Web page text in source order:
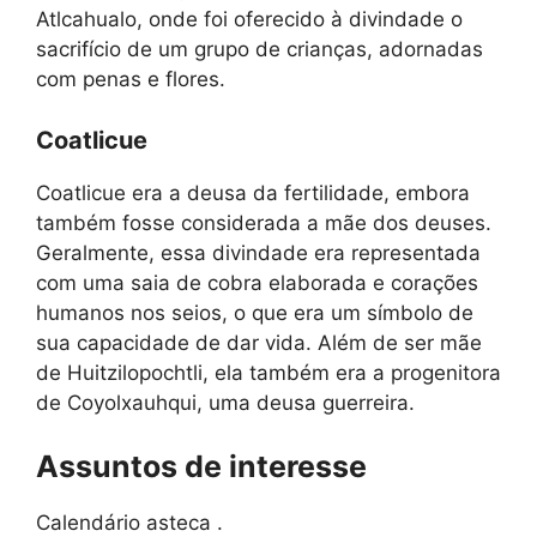
Atlcahualo, onde foi oferecido à divindade o
sacrifício de um grupo de crianças, adornadas
com penas e flores.
Coatlicue
Coatlicue era a deusa da fertilidade, embora
também fosse considerada a mãe dos deuses.
Geralmente, essa divindade era representada
com uma saia de cobra elaborada e corações
humanos nos seios, o que era um símbolo de
sua capacidade de dar vida. Além de ser mãe
de Huitzilopochtli, ela também era a progenitora
de Coyolxauhqui, uma deusa guerreira.
Assuntos de interesse
Calendário asteca .